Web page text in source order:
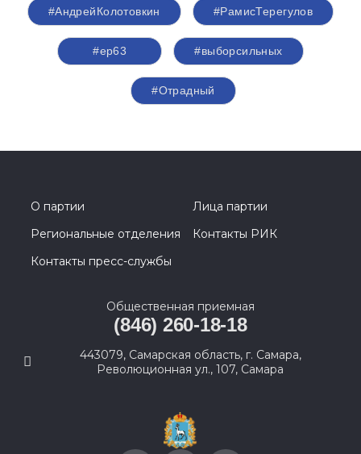
#АндрейКолотовкин #РамисТерегулов
#ер63 #выборсильных
#Отрадный
О партии
Лица партии
Региональные отделения
Контакты РИК
Контакты пресс-службы
Общественная приемная
(846) 260-18-18
443079, Самарская область, г. Самара,
Революционная ул., 107, Самара